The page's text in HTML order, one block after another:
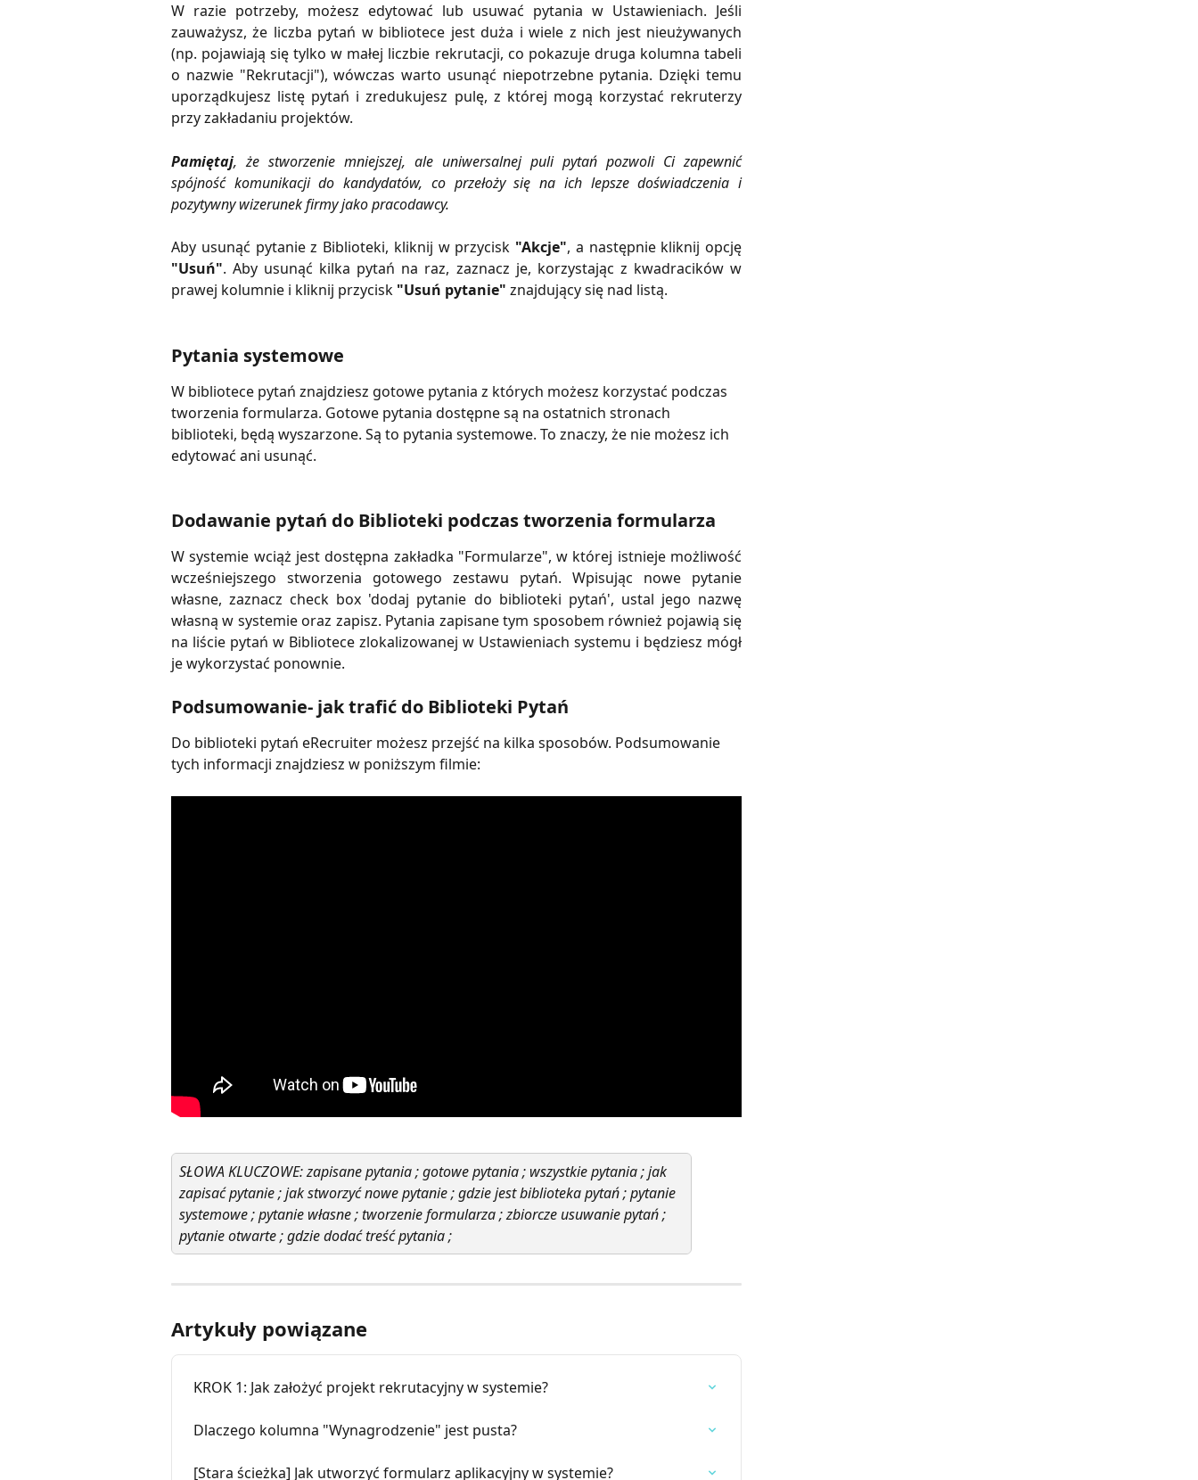
W razie potrzeby, możesz edytować lub usuwać pytania w Ustawieniach. Jeśli
zauważysz, że liczba pytań w bibliotece jest duża i wiele z nich jest nieużywanych
(np. pojawiają się tylko w małej liczbie rekrutacji, co pokazuje druga kolumna tabeli
o nazwie "Rekrutacji"), wówczas warto usunąć niepotrzebne pytania. Dzięki temu
uporządkujesz listę pytań i zredukujesz pulę, z której mogą korzystać rekruterzy
przy zakładaniu projektów.
Pamiętaj, że stworzenie mniejszej, ale uniwersalnej puli pytań pozwoli Ci zapewnić
spójność komunikacji do kandydatów, co przełoży się na ich lepsze doświadczenia i
pozytywny wizerunek firmy jako pracodawcy.
Aby usunąć pytanie z Biblioteki, kliknij w przycisk "Akcje", a następnie kliknij opcję
"Usuń". Aby usunąć kilka pytań na raz, zaznacz je, korzystając z kwadracików w
prawej kolumnie i kliknij przycisk "Usuń pytanie" znajdujący się nad listą.
Pytania systemowe
W bibliotece pytań znajdziesz gotowe pytania z których możesz korzystać podczas
tworzenia formularza. Gotowe pytania dostępne są na ostatnich stronach
biblioteki, będą wyszarzone. Są to pytania systemowe. To znaczy, że nie możesz ich
edytować ani usunąć.
Dodawanie pytań do Biblioteki podczas tworzenia formularza
W systemie wciąż jest dostępna zakładka "Formularze", w której istnieje możliwość
wcześniejszego stworzenia gotowego zestawu pytań. Wpisując nowe pytanie
własne, zaznacz check box 'dodaj pytanie do biblioteki pytań', ustal jego nazwę
własną w systemie oraz zapisz. Pytania zapisane tym sposobem również pojawią się
na liście pytań w Bibliotece zlokalizowanej w Ustawieniach systemu i będziesz mógł
je wykorzystać ponownie.
Podsumowanie- jak trafić do Biblioteki Pytań
Do biblioteki pytań eRecruiter możesz przejść na kilka sposobów. Podsumowanie
tych informacji znajdziesz w poniższym filmie:
SŁOWA KLUCZOWE: zapisane pytania ; gotowe pytania ; wszystkie pytania ; jak
zapisać pytanie ; jak stworzyć nowe pytanie ; gdzie jest biblioteka pytań ; pytanie
systemowe ; pytanie własne ; tworzenie formularza ; zbiorcze usuwanie pytań ;
pytanie otwarte ; gdzie dodać treść pytania ;
Artykuły powiązane
KROK 1: Jak założyć projekt rekrutacyjny w systemie?
Dlaczego kolumna "Wynagrodzenie" jest pusta?
[Stara ścieżka] Jak utworzyć formularz aplikacyjny w systemie?